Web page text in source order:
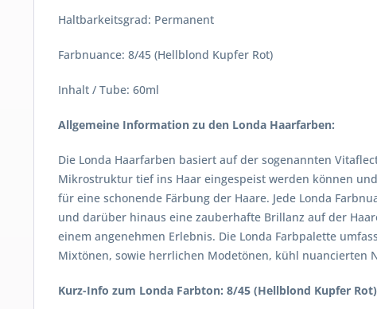
Haltbarkeitsgrad: Permanent
Farbnuance: 8/45 (Hellblond Kupfer Rot)
Inhalt / Tube: 60ml
Allgemeine Information zu den Londa Haarfarben:
Die Londa Haarfarben basiert auf der sogenannten
Mikrostruktur tief ins Haar eingespeist werden können
für eine schonende Färbung der Haare. Jede Londa
und darüber hinaus eine zauberhafte Brillanz auf der
einem angenehmen Erlebnis. Die Londa Farbpalette
Mixtönen, sowie herrlichen Modetönen, kühl nuancierten
Kurz-Info zum Londa Farbton: 8/45 (Hellblond Kupfer Rot)